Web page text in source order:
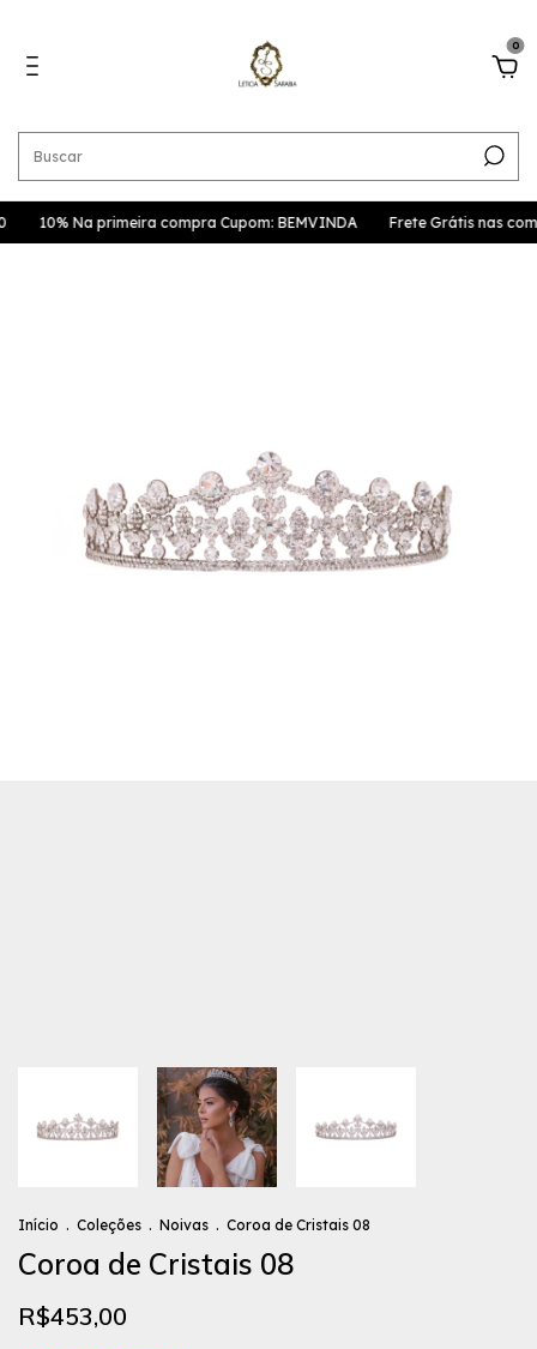
0
Na primeira compra Cupom: BEMVINDA Frete Grátis nas compras
Início . Coleções . Noivas . Coroa de Cristais 08
Coroa de Cristais 08
R$453,00